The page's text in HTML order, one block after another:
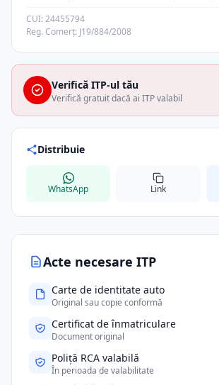
Acte necesare ITP
Carte de identitate auto
Original sau copie conformă
Certificat de înmatriculare
Document original
Poliță RCA valabilă
În perioada de valabilitate
CUI: 24455794
Reg. Comerț: J19/884/2008
Verifică ITP-ul tău
Verifică gratuit dacă ai ITP valabil
Distribuie
WhatsApp Link